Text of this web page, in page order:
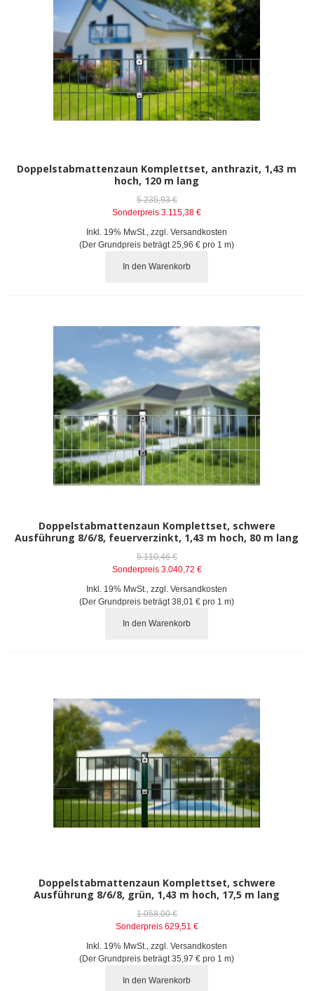
Doppelstabmattenzaun Komplettset, anthrazit, 1,43 m
hoch, 120 m lang
5.235,93 €
Sonderpreis 3.115,38 €
Inkl. 19% MwSt.
,zzgl.Versandkosten
(Der Grundpreis beträgt25,96 € pro 1 m)
In den Warenkorb
Doppelstabmattenzaun Komplettset, schwere
Ausführung 8/6/8, feuerverzinkt, 1,43 m hoch, 80 m lang
5.110,46 €
Sonderpreis 3.040,72 €
Inkl. 19% MwSt.
,zzgl.Versandkosten
(Der Grundpreis beträgt38,01 € pro 1 m)
In den Warenkorb
Doppelstabmattenzaun Komplettset, schwere
Ausführung 8/6/8, grün, 1,43 m hoch, 17,5 m lang
1.058,00 €
Sonderpreis 629,51 €
Inkl. 19% MwSt.
,zzgl.Versandkosten
(Der Grundpreis beträgt35,97 € pro 1 m)
In den Warenkorb